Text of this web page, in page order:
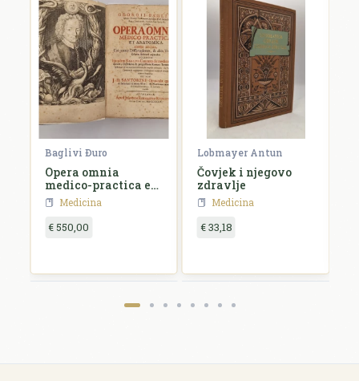
Baglivi Ðuro
Opera omnia
medico-practica et
anatomica
Medicina
€ 550,00
Lobmayer Antun
Čovjek i njegovo
zdravlje
Medicina
€ 33,18